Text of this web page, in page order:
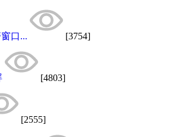
口... [3754]
[4803]
[2555]